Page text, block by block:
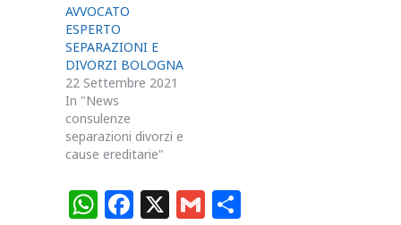
AVVOCATO
ESPERTO
SEPARAZIONI E
DIVORZI BOLOGNA
22 Settembre 2021
In "News
consulenze
separazioni divorzi e
cause ereditarie"
W F X G